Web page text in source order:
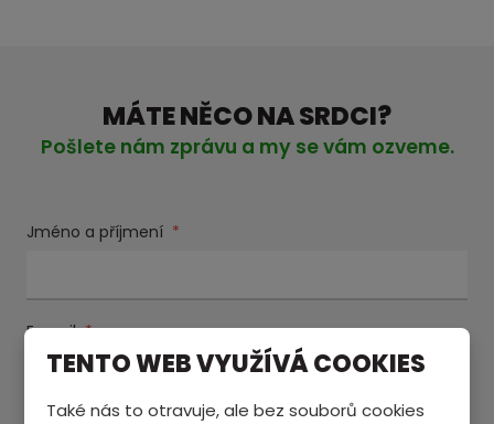
MÁTE NĚCO NA SRDCI?
Pošlete nám zprávu a my se vám ozveme.
Jméno a příjmení *
E-mail *
TENTO WEB VYUŽÍVÁ COOKIES
Také nás to otravuje, ale bez souborů cookies